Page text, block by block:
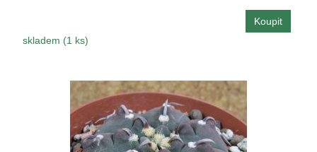
skladem (1 ks)